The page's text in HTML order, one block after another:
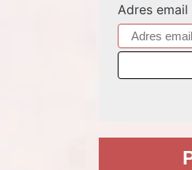
Adres email